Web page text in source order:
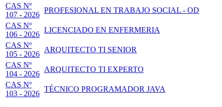
CAS Nº
107 - 2026
PROFESIONAL EN TRABAJO SOCIAL - OD
CAS Nº
106 - 2026
LICENCIADO EN ENFERMERIA
CAS Nº
105 - 2026
ARQUITECTO TI SENIOR
CAS Nº
104 - 2026
ARQUITECTO TI EXPERTO
CAS Nº
103 - 2026
TÉCNICO PROGRAMADOR JAVA